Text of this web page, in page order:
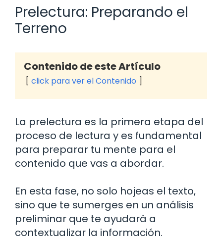
Prelectura: Preparando el
Terreno
Contenido de este Artículo
click para ver el Contenido
La prelectura es la primera etapa del
proceso de lectura y es fundamental
para preparar tu mente para el
contenido que vas a abordar.
En esta fase, no solo hojeas el texto,
sino que te sumerges en un análisis
preliminar que te ayudará a
contextualizar la información.